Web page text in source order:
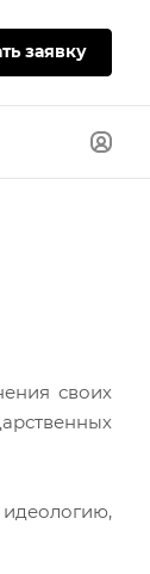
заявку
своих